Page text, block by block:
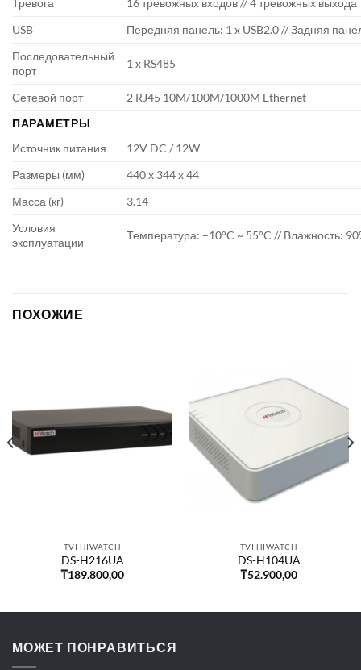
Тревога
16 тревожных входов // 4 тревожных выхода
USB
Передняя панель: 1 x USB2.0 // Задняя
Последовательный
порт
1 x RS485
Сетевой порт
2 RJ45 10M/100M/1000M Ethernet
ПАРАМЕТРЫ
Источник питания
12V DC / 12W
Размеры (мм)
440 х 344 х 44
Масса (кг)
3.14
Условия
эксплуатации
Температура: –10°C ~ 55°C // Влажность:
ПОХОЖИЕ
TVI HIWATCH
DS-H216UA
₸189.800,00
TVI HIWATCH
DS-H104UA
₸52.900,00
МОЖЕТ ПОНРАВИТЬСЯ